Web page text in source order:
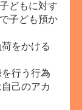
どもに対す
子ども預か
をかける
行う行為
己のアカ